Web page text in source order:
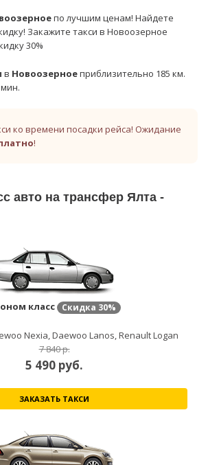
по лучшим ценам! Найдете
Закажите такси в Новоозерное
30%
в Новоозерноеприблизительно 185 км.
ко времени посадки рейса! Ожидание
!
авто на трансфер Ялта -
класс Скидка 30%
Nexia, Daewoo Lanos, Renault Logan
7 840 р.
5 490 руб.
ЗАКАЗАТЬ ТАКСИ